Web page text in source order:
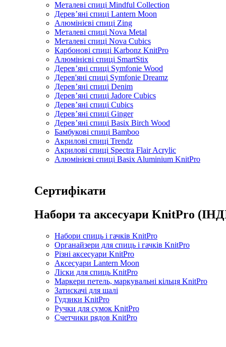
Металеві спиці Mindful Collection
Дерев’яні спиці Lantern Moon
Алюмінієві спиці Zing
Металеві спиці Nova Metal
Металеві спиці Nova Cubics
Карбонові спиці Karbonz KnitPro
Алюмінієві спиці SmartStix
Дерев’яні спиці Symfonie Wood
Дерев'яні спиці Symfonie Dreamz
Дерев’яні спиці Denim
Дерев’яні спиці Jadore Cubics
Дерев’яні спиці Cubics
Дерев’яні спиці Ginger
Дерев’яні спиці Basix Birch Wood
Бамбукові спиці Bamboo
Акрилові спиці Trendz
Акрилові спиці Spectra Flair Acrylic
Алюмінієві спиці Basix Aluminium KnitPro
Сертифікати
Набори та аксесуари KnitPro
Набори спиць і гачків KnitPro
Органайзери для спиць і гачків KnitPro
Різні аксесуари KnitPro
Аксесуари Lantern Moon
Ліски для спиць KnitPro
Маркери петель, маркувальні кільця KnitPro
Затискачі для шалі
Гудзики KnitPro
Ручки для сумок KnitPro
Счетчики рядов KnitPro